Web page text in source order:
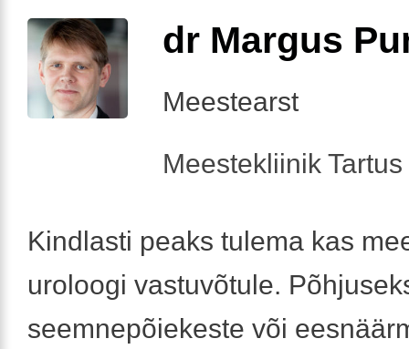
dr Margus
Meestearst
Meestekliinik
Kindlasti peaks tulema kas
uroloogi vastuvõtule.
seemnepõiekeste või